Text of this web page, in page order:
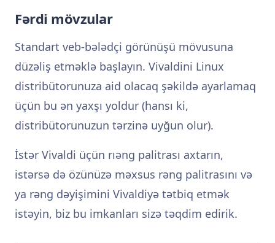
Fərdi mövzular
Standart veb-bələdçi görünüşü mövusuna
düzəliş etməklə başlayın. Vivaldini Linux
distribütorunuza aid olacaq şəkildə ayarlamaq
üçün bu ən yaxşı yoldur (hansı ki,
distribütorunuzun tərzinə uyğun olur).
İstər Vivaldi üçün rıəng palitrası axtarın,
istərsə də özünüzə məxsus rəng palitrasını və
ya rəng dəyişimini Vivaldiyə tətbiq etmək
istəyin, biz bu imkanları sizə təqdim edirik.